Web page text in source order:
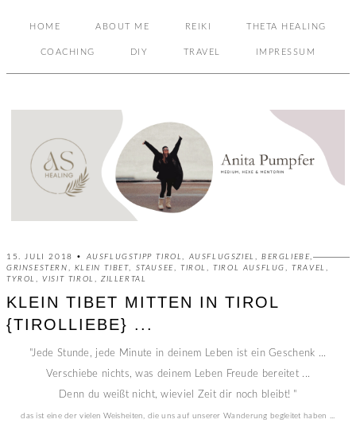
HOME ABOUT ME REIKI THETA HEALING
COACHING DIY TRAVEL IMPRESSUM
15. JULI 2018 • AUSFLUGSTIPP TIROL AUSFLUGSZIEL ,BERGLIEBE ,
GRINSESTERN
KLEIN TIBET STAUSEE ,TIROL ,TIROL AUSFLUG ,TRAVEL
TYROL
,VISIT TIROL ,ZILLERTAL
KLEIN TIBET MITTEN IN TIROL
{TIROLLIEBE} ...
"Jede Stunde, jede Minute in deinem Leben ist ein Geschenk ...
Verschiebe nichts, was deinem Leben Freude bereitet ...
Denn du weißt nicht, wieviel Zeit dir noch bleibt! "
das ist eine der vielen Weisheiten, die uns auf unserer Wanderung begleitet haben ...